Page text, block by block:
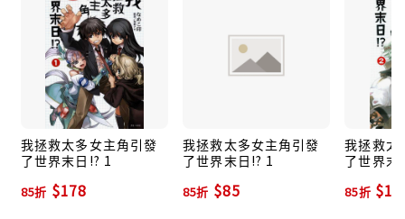
我拯救太多女主角引發
了世界末日!? 1
85折 $178
我拯救太多女主角引發
了世界末日!? 1
85折 $85
我拯救太
了世界末
85折